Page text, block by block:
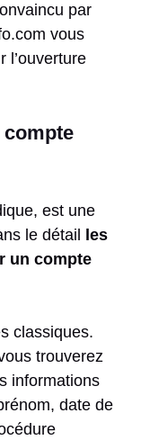
par
vous
l’ouverture
est une
le détail
les
un compte
classiques.
trouverez
informations
date de